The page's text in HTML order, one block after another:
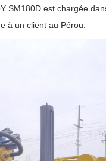
SM180D est chargée
à un client au Pérou.